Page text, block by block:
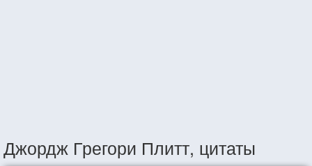
Джордж Грегори Плитт, цитаты